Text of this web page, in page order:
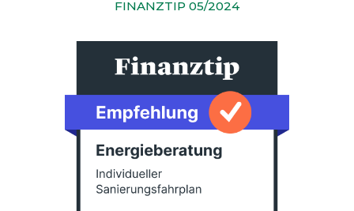
FINANZTIP 05/2024